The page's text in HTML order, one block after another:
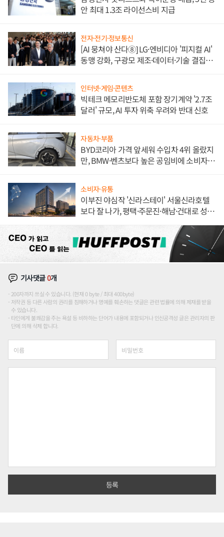
안 최대 1.3조 라이선스비 지급
전자·전기·정보통신
[AI 뭉쳐야 산다⑧] LG·엔비디아 '피지컬 AI'
동맹 강화, 구광모 제조·데이터·기술 결집
인터넷·게임·콘텐츠
빅테크 메모리반도체 포함 장기계약 '2.7조
달러' 규모, AI 투자 위축 우려와 반대 신호
자동차·부품
BYD코리아 가격 앞세워 수입차 4위 올랐지
만, BMW·벤츠보다 높은 공임비에 소비자
소비자·유통
이부진 야심작 '신라스테이' 서울신라호텔
보다 잘 나가, 평택·주문진·해남·건대로 성
기사댓글0개
200자까지 쓰실 수 있습니다. (현재 0 byte / 최대 400byte)
저작권 등 다른 사람의 권리를 침해하거나 명예를 훼손하는 댓글은 관련 법률에 의해 제재를 받을
수 있습니다.
타인에게 불쾌감을 주는 욕설 등 비하하는 단어가 내용에 포함되거나 인신공격성 글은 관리자의 판
단에 의해 삭제 합니다.